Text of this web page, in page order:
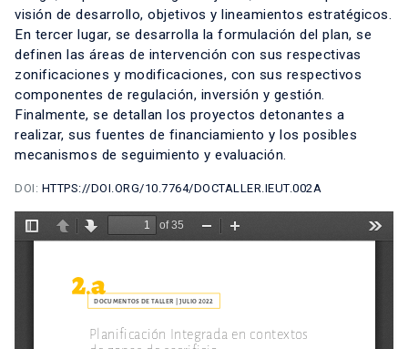
visión de desarrollo, objetivos y lineamientos estratégicos.
En tercer lugar, se desarrolla la formulación del plan, se
definen las áreas de intervención con sus respectivas
zonificaciones y modificaciones, con sus respectivos
componentes de regulación, inversión y gestión.
Finalmente, se detallan los proyectos detonantes a
realizar, sus fuentes de financiamiento y los posibles
mecanismos de seguimiento y evaluación.
DOI: HTTPS://DOI.ORG/10.7764/DOCTALLER.IEUT.002A